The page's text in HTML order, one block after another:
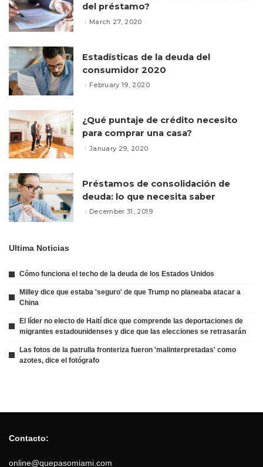
del préstamo?
March 27, 2020
Estadísticas de la deuda del
consumidor 2020
February 19, 2020
¿Qué puntaje de crédito necesito
para comprar una casa?
January 29, 2020
Préstamos de consolidación de
deuda: lo que necesita saber
December 31, 2019
Ultima Noticias
Cómo funciona el techo de la deuda de los Estados Unidos
Milley dice que estaba 'seguro' de que Trump no planeaba atacar a
China
El líder no electo de Haití dice que comprende las deportaciones de
migrantes estadounidenses y dice que las elecciones se retrasarán
Las fotos de la patrulla fronteriza fueron 'malinterpretadas' como
azotes, dice el fotógrafo
Contacto:
online@quepasomiami.com